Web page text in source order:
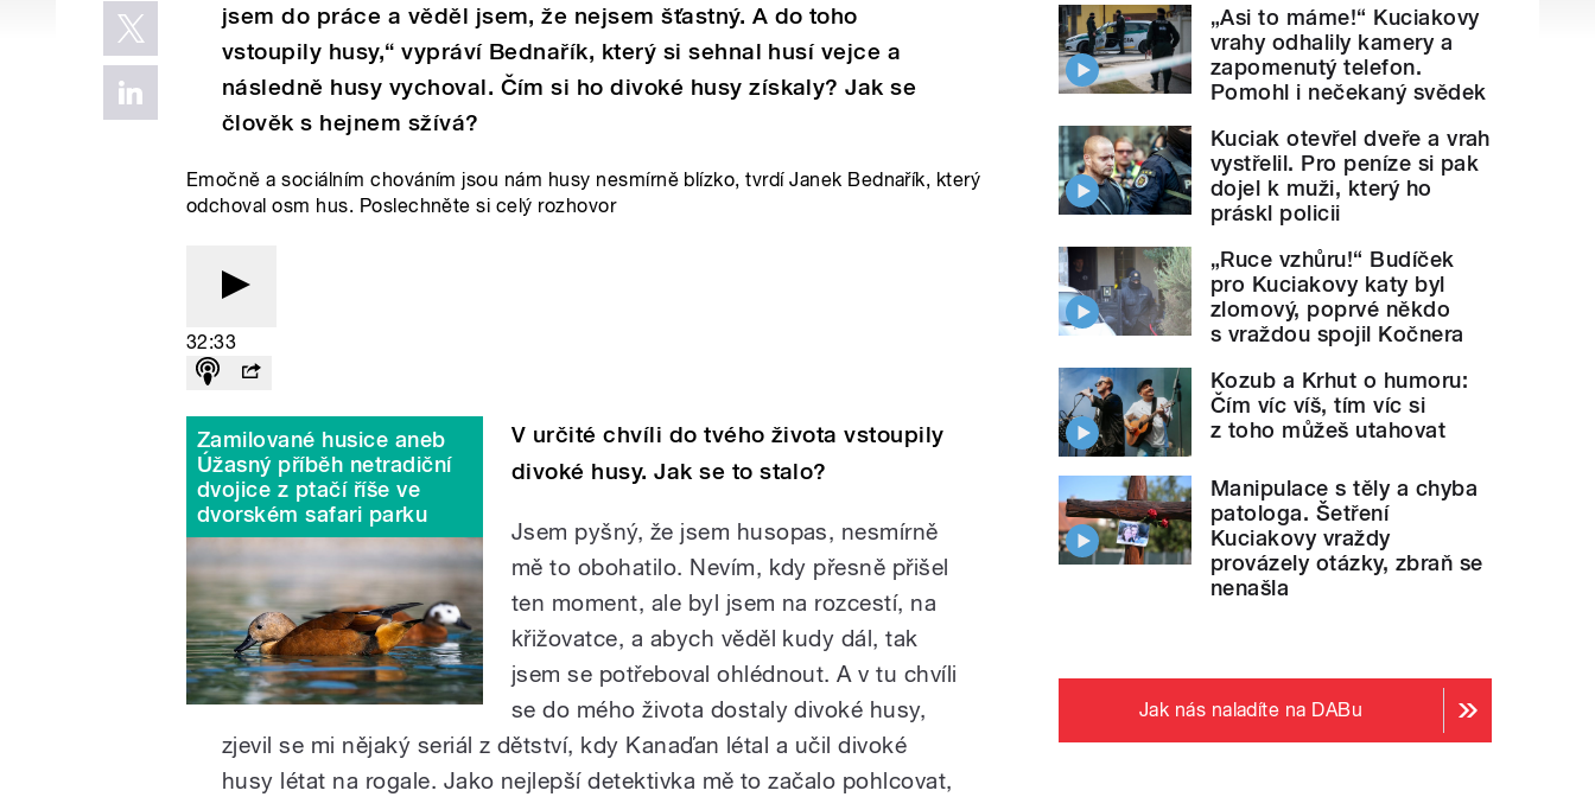
jsem do práce a věděl jsem, že nejsem šťastný. A do toho
vstoupily husy,“ vypráví Bednařík, který si sehnal husí vejce a
následně husy vychoval. Čím si ho divoké husy získaly? Jak se
člověk s hejnem sžívá?
Emočně a sociálním chováním jsou nám husy nesmírně blízko, tvrdí Janek Bednařík, který
odchoval osm hus. Poslechněte si celý rozhovor
32:33
Zamilované husice aneb
Úžasný příběh netradiční
dvojice z ptačí říše ve
dvorském safari parku
V určité chvíli do tvého života vstoupily
divoké husy. Jak se to stalo?
Jsem pyšný, že jsem husopas, nesmírně
mě to obohatilo. Nevím, kdy přesně přišel
ten moment, ale byl jsem na rozcestí, na
křižovatce, a abych věděl kudy dál, tak
jsem se potřeboval ohlédnout. A v tu chvíli
se do mého života dostaly divoké husy,
zjevil se mi nějaký seriál z dětství, kdy Kanaďan létal a učil divoké
husy létat na rogale. Jako nejlepší detektivka mě to začalo pohlcovat,
„Asi to máme!“ Kuciakovy
vrahy odhalily kamery a
zapomenutý telefon.
Pomohl i nečekaný svědek
Kuciak otevřel dveře a vrah
vystřelil. Pro peníze si pak
dojel k muži, který ho
práskl policii
„Ruce vzhůru!“ Budíček
pro Kuciakovy katy byl
zlomový, poprvé někdo
s vraždou spojil Kočnera
Kozub a Krhut o humoru:
Čím víc víš, tím víc si
z toho můžeš utahovat
Manipulace s těly a chyba
patologa. Šetření
Kuciakovy vraždy
provázely otázky, zbraň se
nenašla
Jak nás naladíte na DABu